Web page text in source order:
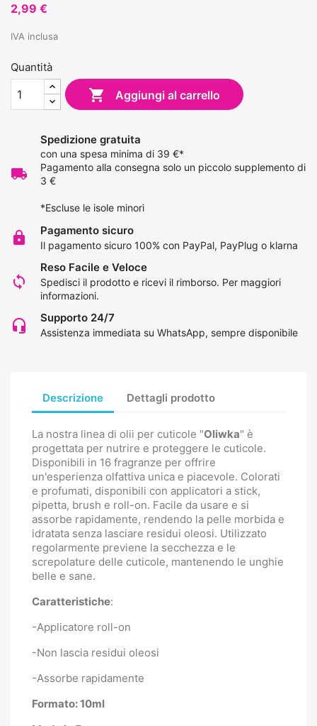
2,99 €
IVA inclusa
Quantità
 Aggiungi al carrello
local_shipping
Spedizione gratuita
con una spesa minima di 39 €*
Pagamento alla consegna solo un piccolo supplemento di
3 €
*Escluse le isole minori
lock Pagamento sicuro
Il pagamento sicuro 100% con PayPal, PayPlug o klarna
loop
Reso Facile e Veloce
Spedisci il prodotto e ricevi il rimborso. Per maggiori
informazioni.
headset_mic Supporto 24/7
Assistenza immediata su WhatsApp, sempre disponibile
Descrizione Dettagli prodotto
La nostra linea di olii per cuticole "Oliwka" è
progettata per nutrire e proteggere le cuticole.
Disponibili in 16 fragranze per offrire
un'esperienza olfattiva unica e piacevole. Colorati
e profumati, disponibili con applicatori a stick,
pipetta, brush e roll-on. Facile da usare e si
assorbe rapidamente, rendendo la pelle morbida e
idratata senza lasciare residui oleosi. Utilizzato
regolarmente previene la secchezza e le
screpolature delle cuticole, mantenendo le unghie
belle e sane.
Caratteristiche:
-Applicatore roll-on
-Non lascia residui oleosi
-Assorbe rapidamente
Formato: 10ml